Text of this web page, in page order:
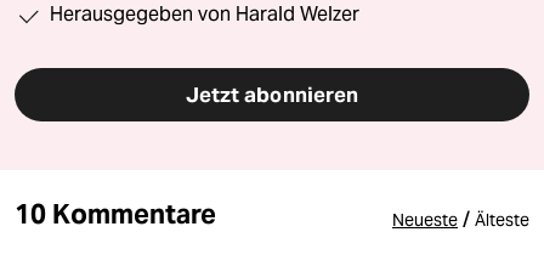
Herausgegeben von Harald Welzer
Jetzt abonnieren
10 Kommentare Neueste / Älteste